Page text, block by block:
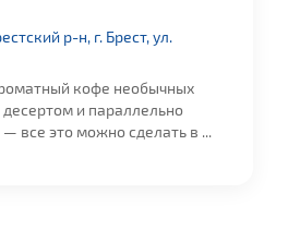
р-н, г. Брест, ул.
кофе необычных
десертом и параллельно
все это можно сделать в ...